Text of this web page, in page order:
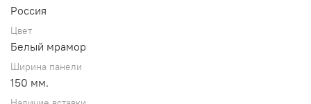
Россия
Цвет
Белый мрамор
Ширина панели
150 мм.